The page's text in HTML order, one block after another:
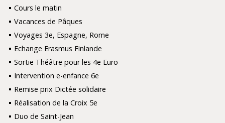
Cours le matin
Vacances de Pâques
Voyages 3e, Espagne, Rome
Echange Erasmus Finlande
Sortie Théâtre pour les 4e Euro
Intervention e-enfance 6e
Remise prix Dictée solidaire
Réalisation de la Croix 5e
Duo de Saint-Jean